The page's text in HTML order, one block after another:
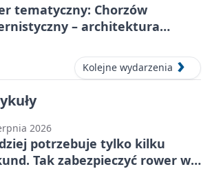
tematyczny: Chorzów
– architektura
Kolejne wydarzenia
2026
potrzebuje tylko kilku
Tak zabezpieczyć rower w